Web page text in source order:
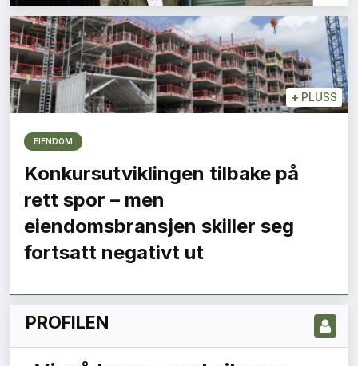
LES NYESTE UTGIVELSE HER
+ PLUSS
EIENDOM
Konkursutviklingen tilbake på
rett spor – men
eiendomsbransjen skiller seg
fortsatt negativt ut
PROFILEN